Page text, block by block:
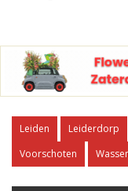
Leiden Leiderdorp
Voorschoten